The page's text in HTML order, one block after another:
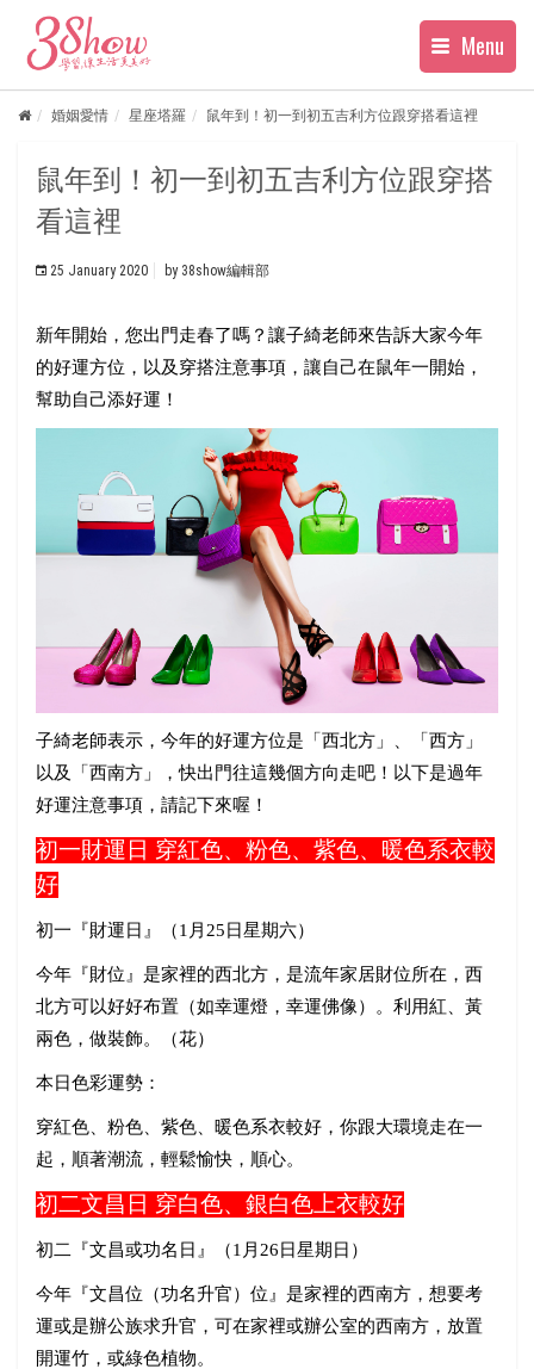
Menu
婚姻愛情 星座塔羅 鼠年到！初一到初五吉利方位跟穿搭看這裡
鼠年到！初一到初五吉利方位跟穿搭
看這裡
25 January 2020 by 38show編輯部
新年開始，您出門走春了嗎？讓子綺老師來告訴大家今年
的好運方位，以及穿搭注意事項，讓自己在鼠年一開始，
幫助自己添好運！
子綺老師表示，今年的好運方位是「西北方」、「西方」
以及「西南方」，快出門往這幾個方向走吧！以下是過年
好運注意事項，請記下來喔！
初一財運日 穿紅色、粉色、紫色、暖色系衣較
好
初一『財運日』（1 月 25日星期六）
今年『財位』是家裡的西北方，是流年家居財位所在，西
北方可以好好布置（如幸運燈，幸運佛像）。利用紅、黃
兩色，做裝飾。（花）
本日色彩運勢：
穿紅色、粉色、紫色、暖色系衣較好，你跟大環境走在一
起，順著潮流，輕鬆愉快，順心。
初二文昌日 穿白色、銀白色上衣較好
初二『文昌或功名日』（1 月 26日星期日）
今年『文昌位（功名升官）位』是家裡的西南方，想要考
運或是辦公族求升官，可在家裡或辦公室的西南方，放置
開運竹，或綠色植物。